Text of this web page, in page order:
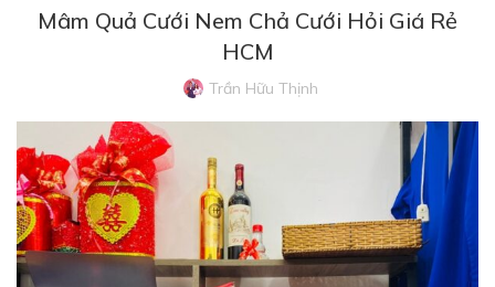
Mâm Quả Cưới Nem Chả Cưới Hỏi Giá Rẻ
HCM
Trần Hữu Thịnh